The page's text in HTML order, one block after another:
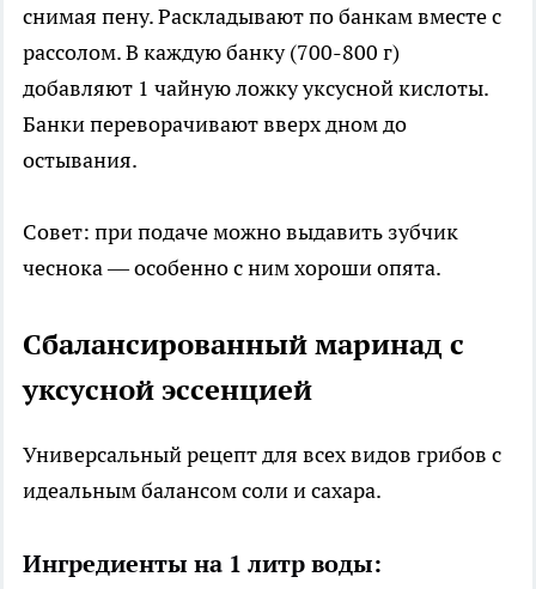
снимая пену. Раскладывают по банкам вместе с
рассолом. В каждую банку (700-800 г)
добавляют 1 чайную ложку уксусной кислоты.
Банки переворачивают вверх дном до
остывания.
Совет: при подаче можно выдавить зубчик
чеснока — особенно с ним хороши опята.
Сбалансированный маринад с
уксусной эссенцией
Универсальный рецепт для всех видов грибов с
идеальным балансом соли и сахара.
Ингредиенты на 1 литр воды: